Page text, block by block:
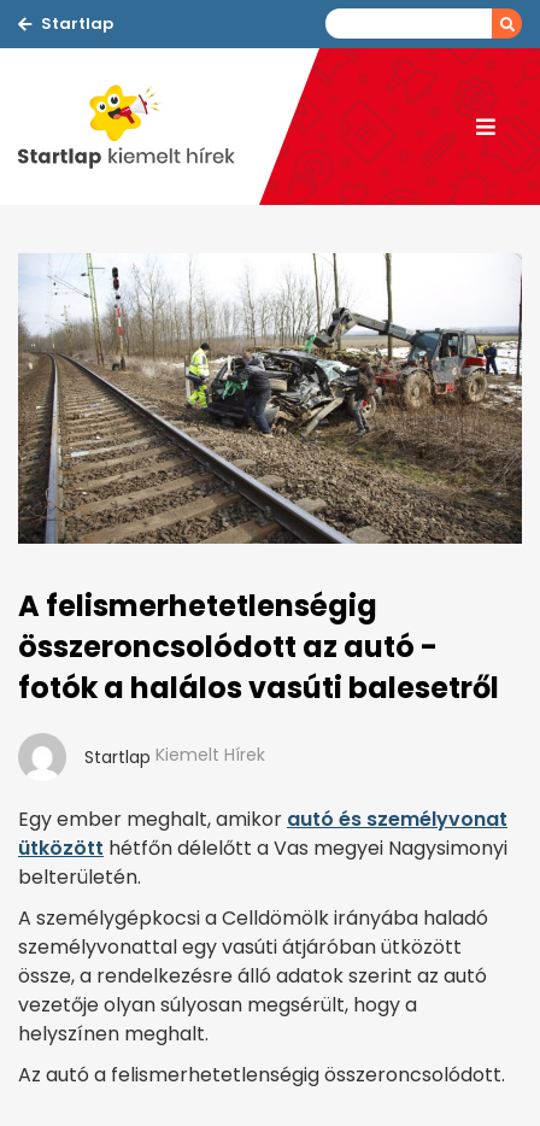
Startlap
A felismerhetetlenségig
összeroncsolódott az autó -
fotók a halálos vasúti balesetről
Startlap Kiemelt Hírek
Egy ember meghalt, amikor autó és személyvonat
ütközött hétfőn délelőtt a Vas megyei Nagysimonyi
belterületén.
A személygépkocsi a Celldömölk irányába haladó
személyvonattal egy vasúti átjáróban ütközött
össze, a rendelkezésre álló adatok szerint az autó
vezetője olyan súlyosan megsérült, hogy a
helyszínen meghalt.
Az autó a felismerhetetlenségig összeroncsolódott.